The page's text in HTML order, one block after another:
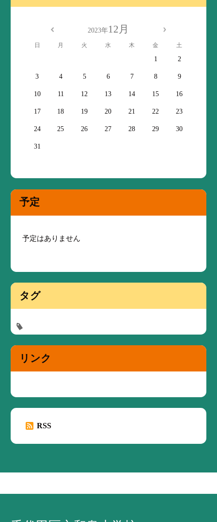
2023年12月
日 月 火 水 木 金 土
1 2
3 4 5 6 7 8 9
10 11 12 13 14 15 16
17 18 19 20 21 22 23
24 25 26 27 28 29 30
31
予定
予定はありません
タグ
リンク
RSS